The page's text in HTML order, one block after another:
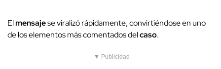
Elmensajese viralizó rápidamente, convirtiéndose en uno
de los elementos más comentados delcaso.
▼ Publicidad